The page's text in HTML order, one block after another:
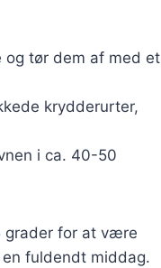
og tør dem af med et
krydderurter,
i ca. 40-50
grader for at være
fuldendt middag.